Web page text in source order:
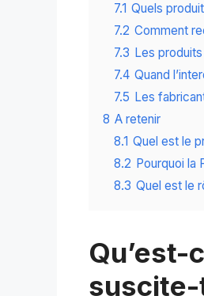
7.1 Quels
7.2 Comment
7.3 Les
7.4 Quand
7.5 Les
8 A retenir
8.1 Quel est le
8.2 Pourquoi la
8.3 Quel est le
Qu’est-
suscite-